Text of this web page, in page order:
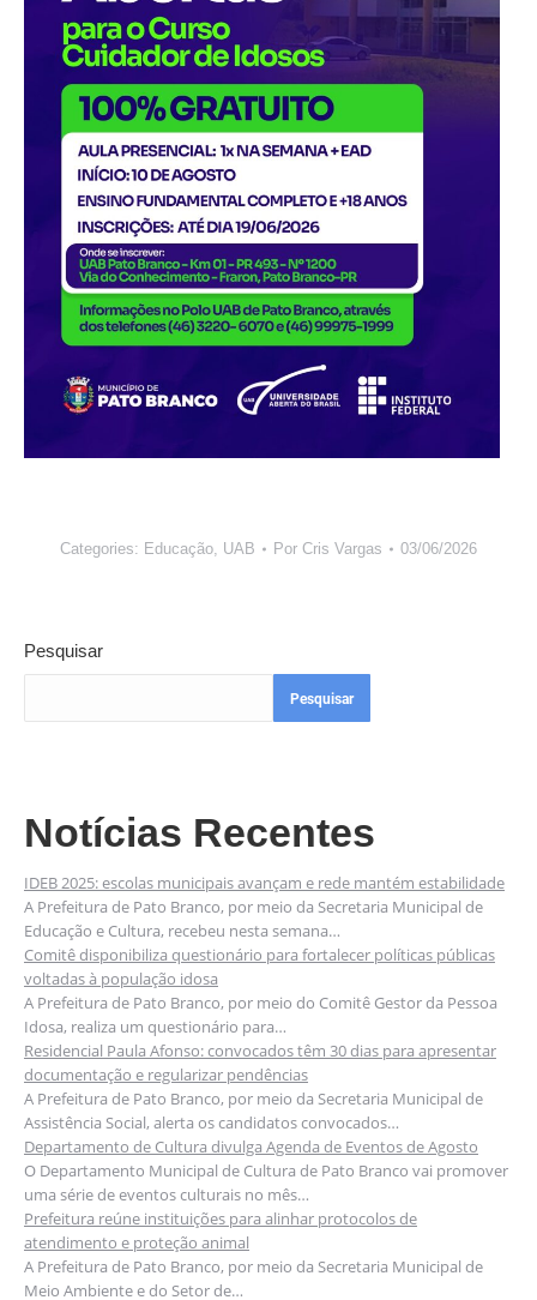
Categories: Educação, UAB Por Cris Vargas 03/06/2026
Pesquisar
Pesquisar
Notícias Recentes
IDEB 2025: escolas municipais avançam e rede mantém estabilidade
A Prefeitura de Pato Branco, por meio da Secretaria Municipal de
Educação e Cultura, recebeu nesta semana…
Comitê disponibiliza questionário para fortalecer políticas públicas
voltadas à população idosa
A Prefeitura de Pato Branco, por meio do Comitê Gestor da Pessoa
Idosa, realiza um questionário para…
Residencial Paula Afonso: convocados têm 30 dias para apresentar
documentação e regularizar pendências
A Prefeitura de Pato Branco, por meio da Secretaria Municipal de
Assistência Social, alerta os candidatos convocados…
Departamento de Cultura divulga Agenda de Eventos de Agosto
O Departamento Municipal de Cultura de Pato Branco vai promover
uma série de eventos culturais no mês…
Prefeitura reúne instituições para alinhar protocolos de
atendimento e proteção animal
A Prefeitura de Pato Branco, por meio da Secretaria Municipal de
Meio Ambiente e do Setor de…